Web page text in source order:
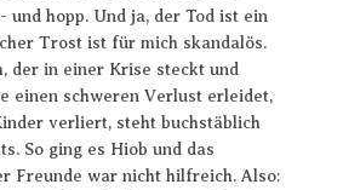
und hopp. Und ja, der Tod ist ein
Trost ist für mich skandalös.
der in einer Krise steckt und
einen schweren Verlust erleidet,
verliert, steht buchstäblich
So ging es Hiob und das
Freunde war nicht hilfreich. Also: